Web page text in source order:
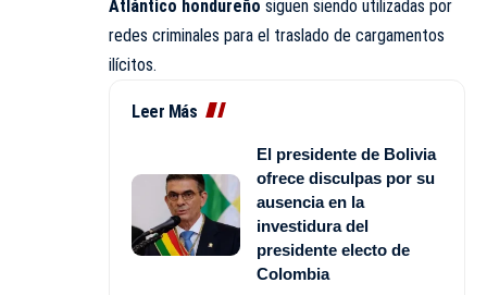
Atlántico hondureño siguen siendo utilizadas por
redes criminales para el traslado de cargamentos
ilícitos.
Leer Más
El presidente de Bolivia
ofrece disculpas por su
ausencia en la
investidura del
presidente electo de
Colombia